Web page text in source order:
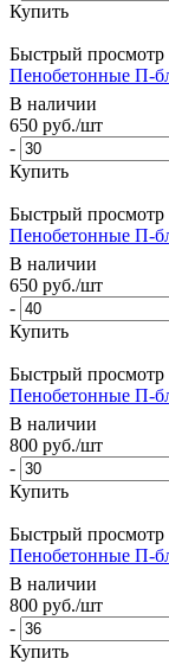
Купить
Быстрый просмотр
Пенобетонные П-
В наличии
650 руб./шт
-
Купить
Быстрый просмотр
Пенобетонные П-
В наличии
650 руб./шт
-
Купить
Быстрый просмотр
Пенобетонные П-
В наличии
800 руб./шт
-
Купить
Быстрый просмотр
Пенобетонные П-
В наличии
800 руб./шт
-
Купить